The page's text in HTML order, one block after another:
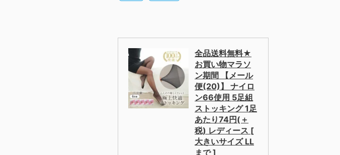
全品送料無料★
お買い物マラソ
ン期間 【メール
便(20)】 ナイロ
ン66使用 5足組
ストッキング 1足
あたり74円(＋
税) レディース [
大きいサイズ LL
まで ]